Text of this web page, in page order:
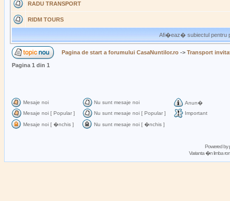
RADU TRANSPORT
RIDM TOURS
Afi�eaz� subiectul pentru
Pagina de start a forumului CasaNuntilor.ro -> Transport
Pagina 1 din 1
Mesaje noi Nu sunt mesaje noi
Anun�
Mesaje noi [ Popular ]
Nu sunt mesaje noi [ Popular ]
Important
Mesaje noi [ �nchis ]
Nu sunt mesaje noi [ �nchis ]
Powered by
Varianta �n limba